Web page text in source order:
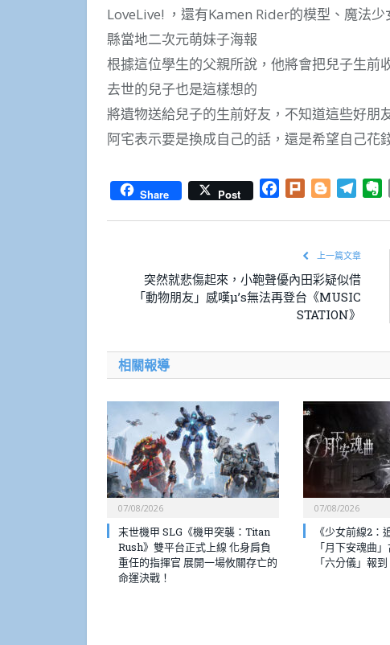
LoveLive! ，還有Kamen Rider的模型、魔法
縣當地二次元萌妹子海報
根據這位學生的父親所說，他將會把兒子生前
去世的兒子也是這樣想的
將遺物送給兒子的生前好友，不知道這些好朋
阿宅表示要是換成自己的話，還是希望自己
Share Post Facebook
Plurk Blogger
上一篇文章
突然就悲傷起來，小鞄聲優內田彩疑似借
「動物朋友」感嘆μ’s無法再登台《MUSIC
STATION》
相關報導
07/08/2026
末世機甲 SLG《機甲突襲：Titan
Rush》雙平台正式上線 化身肩負
重任的指揮官 展開一場攸關存亡的
命運決戰！
07/08/2026
《少女前線2：
「月下安魂曲
「六分儀」報到